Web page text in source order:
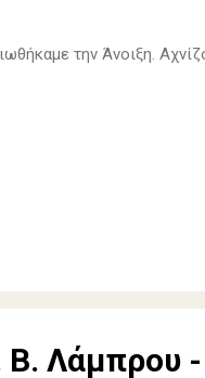
την Άνοιξη.
Λάμπρου